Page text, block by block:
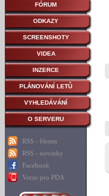
FÓRUM
ODKAZY
SCREENSHOTY
VIDEA
INZERCE
PLÁNOVÁNÍ LETŮ
VYHLEDÁVÁNÍ
O SERVERU
RSS - fórum
RSS - novinky
Facebook
Verze pro PDA